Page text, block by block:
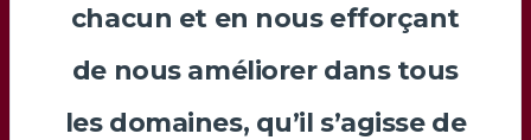
chacun et en nous efforçant
de nous améliorer dans tous
les domaines, qu’il s’agisse de